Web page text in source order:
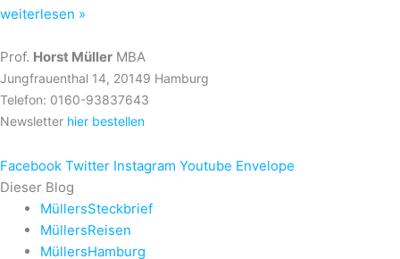
weiterlesen »
Prof. Horst Müller MBA
Jungfrauenthal 14, 20149 Hamburg
Telefon: 0160-93837643
Newsletter hier bestellen
Facebook Twitter Instagram Youtube Envelope
Dieser Blog
MüllersSteckbrief
MüllersReisen
MüllersHamburg